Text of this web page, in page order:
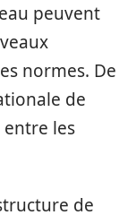
peuvent
normes. De
de
les
de